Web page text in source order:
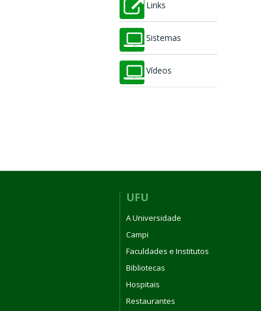
Links
Sistemas
Vídeos
UFU
A Universidade
Campi
Faculdades e Institutos
Bibliotecas
Hospitais
Restaurantes